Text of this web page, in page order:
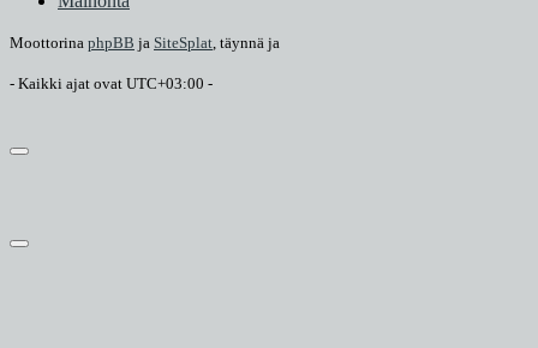
Moottorina phpBB ja SiteSplat , täynnä ja
- Kaikki ajat ovat UTC+03:00 -